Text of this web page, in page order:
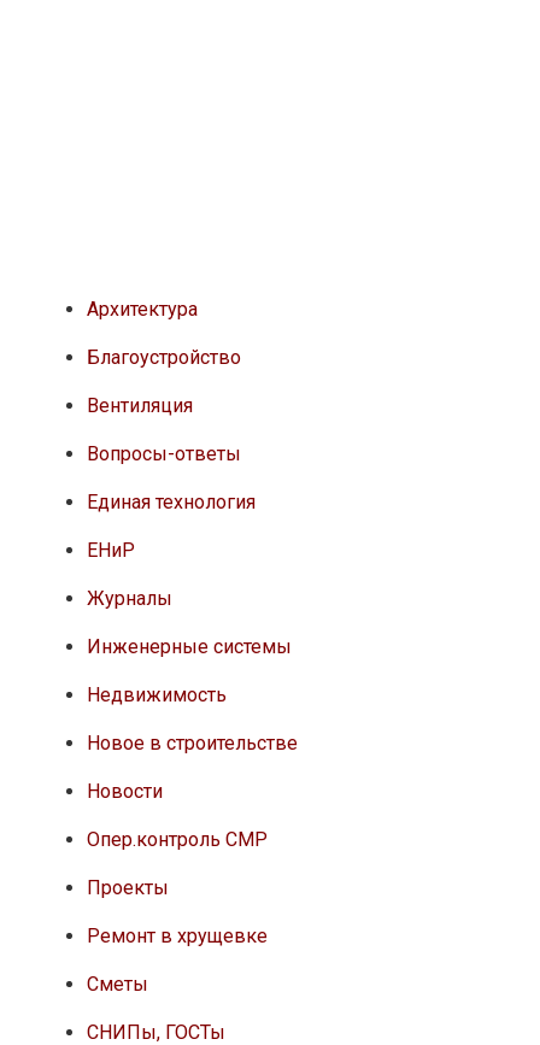
Архитектура
Благоустройство
Вентиляция
Вопросы-ответы
Единая технология
ЕНиР
Журналы
Инженерные системы
Недвижимость
Новое в строительстве
Новости
Опер.контроль СМР
Проекты
Ремонт в хрущевке
Сметы
СНИПы, ГОСТы